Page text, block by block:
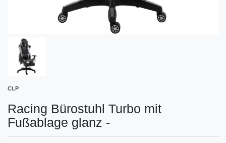
CLP
Racing Bürostuhl Turbo mit
Fußablage glanz -